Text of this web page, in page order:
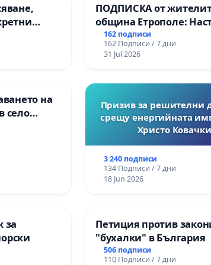
на
на
между
ПОДПИСКА от
община Етрополе:
за ясни гаранции от
МЕД” АД и от
се изпълнят всички
162 подписи
162 Подписи / 7 дни
31 Jul 2026
на
село
Призив за решителни
срещу енергийната
Христо
3 240 подписи
134 Подписи / 7 дни
18 Jun 2026
за
Петиция против
"бухалки" в България
506 подписи
110 Подписи / 7 дни